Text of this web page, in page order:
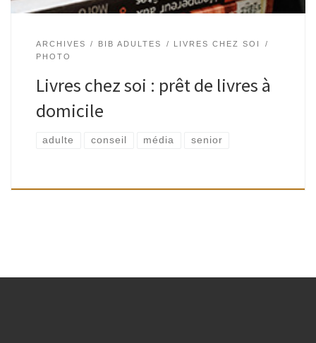
ARCHIVES BIB ADULTES
LIVRES CHEZ SOI
PHOTO
Livres chez soi : prêt de livres à
domicile
adulte conseil média senior